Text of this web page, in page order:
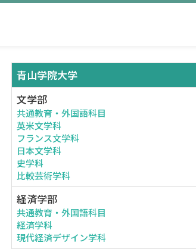
青山学院大学
文学部
共通教育・外国語科目
英米文学科
フランス文学科
日本文学科
史学科
比較芸術学科
経済学部
共通教育・外国語科目
経済学科
現代経済デザイン学科